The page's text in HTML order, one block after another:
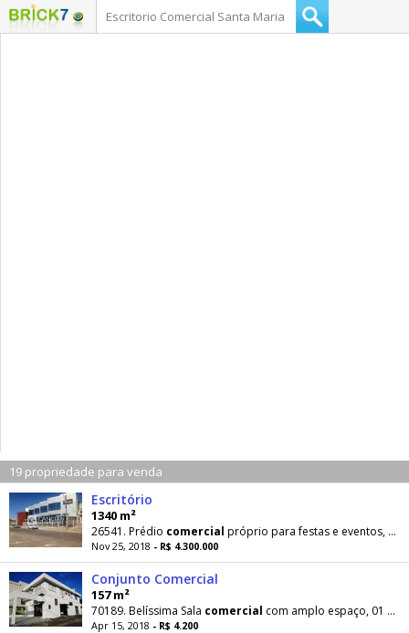
19 propriedade para venda
Escritório
1340 m²
26541. Prédio comercial próprio para festas e eventos, restaurantes, bancos etc.. possui acesso
Nov 25, 2018 - R$ 4.300.000
Conjunto Comercial
157 m²
70189. Belíssima Sala comercial com amplo espaço, 01 Banheiro, 01
Apr 15, 2018 - R$ 4.200